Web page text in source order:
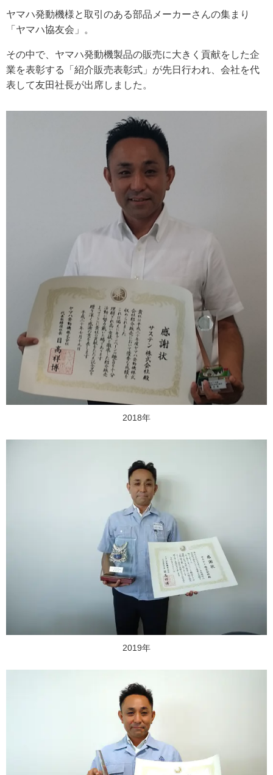
ヤマハ発動機様と取引のある部品メーカーさんの集まり
「ヤマハ協友会」。
その中で、ヤマハ発動機製品の販売に大きく貢献をした企
業を表彰する「紹介販売表彰式」が先日行われ、会社を代
表して友田社長が出席しました。
2018年
2019年